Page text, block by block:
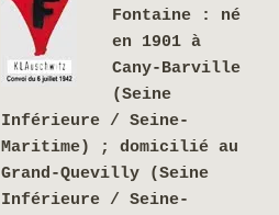
Fontaine : né
en 1901 à
Cany-Barville
(Seine
Inférieure / Seine-
Maritime) ; domicilié au
Grand-Quevilly (Seine
Inférieure / Seine-